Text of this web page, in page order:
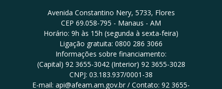
Avenida Constantino Nery, 5733, Flores
CEP 69.058-795 - Manaus - AM
Horário: 9h às 15h (segunda à sexta-feira)
Ligação gratuita: 0800 286 3066
Informações sobre financiamento:
(Capital) 92 3655-3042 (Interior) 92 3655-3028
CNPJ: 03.183.937/0001-38
E-mail: api@afeam.am.gov.br / Contato: 92 3655-